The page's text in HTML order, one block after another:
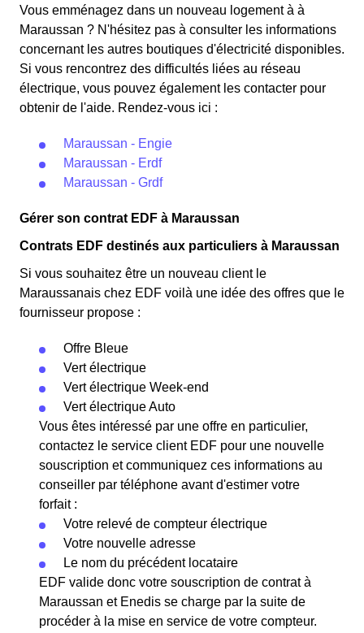
d'électricité en France et est accessible aux
Maraussanais éligibles. 💡🏠
22 jours, le prix de l'électricité est multiplié par quatre,
tandis que les autres jours de l'année, le prix est réduit
de 20% par rapport au tarif normal en à Maraussan. ⚡💸
Vous emménagez dans un nouveau logement à à
Maraussan ? N'hésitez pas à consulter les informations
concernant les autres boutiques d'électricité disponibles.
Si vous rencontrez des difficultés liées au réseau
électrique, vous pouvez également les contacter pour
obtenir de l'aide. Rendez-vous ici :
Maraussan - Engie
Maraussan - Erdf
Maraussan - Grdf
Gérer son contrat EDF à Maraussan
Contrats EDF destinés aux particuliers à Maraussan
Si vous souhaitez être un nouveau client le
Maraussanais chez EDF voilà une idée des offres que le
fournisseur propose :
Offre Bleue
Vert électrique
Vert électrique Week-end
Vert électrique Auto
Vous êtes intéressé par une offre en particulier,
contactez le service client EDF pour une nouvelle
souscription et communiquez ces informations au
conseiller par téléphone avant d'estimer votre
forfait :
Votre relevé de compteur électrique
Votre nouvelle adresse
Le nom du précédent locataire
EDF valide donc votre souscription de contrat à
Maraussan et Enedis se charge par la suite de
procéder à la mise en service de votre compteur.